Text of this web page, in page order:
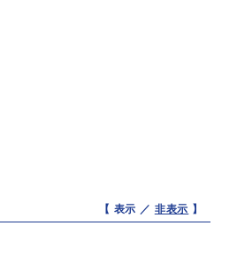
【 表示 ／ 非表示 】